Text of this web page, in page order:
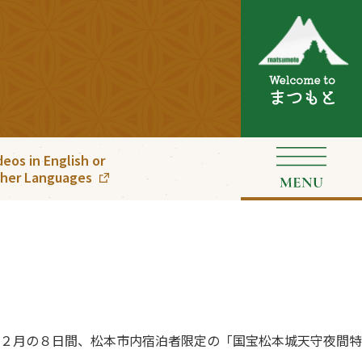
in English or
Languages
月の８日間、松本市内宿泊者限定の「国宝松本城天守夜間特